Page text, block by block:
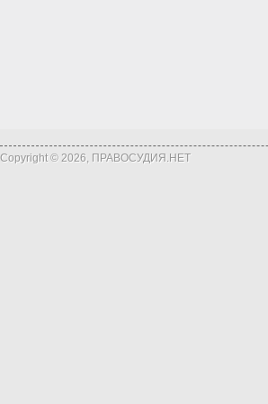
Copyright © 2026, ПРАВОСУДИЯ.НЕТ